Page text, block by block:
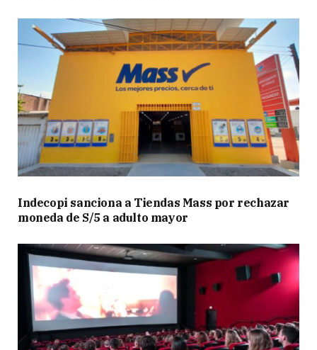
Indecopi sanciona a Tiendas Mass por rechazar
moneda de S/5 a adulto mayor